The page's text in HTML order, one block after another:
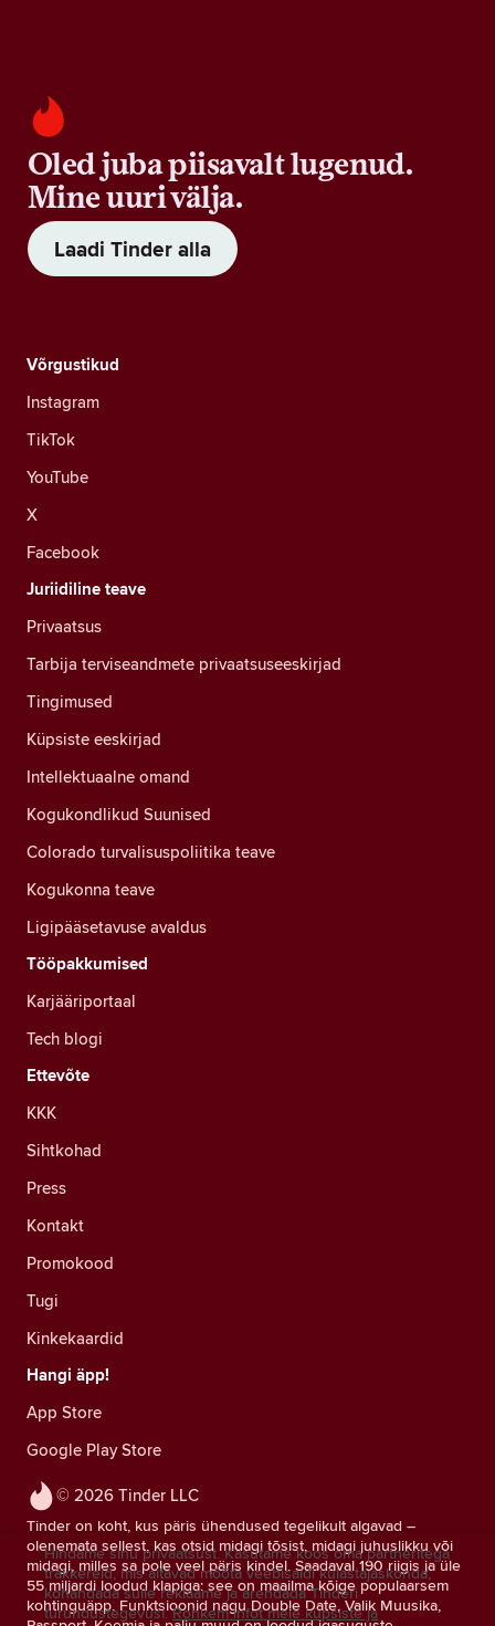
Oled juba piisavalt lugenud.
Mine uuri välja.
Laadi Tinder alla
© 2026 Tinder LLC
Tinder on koht, kus päris ühendused tegelikult algavad –
olenemata sellest, kas otsid midagi tõsist, midagi juhuslikku või
midagi, milles sa pole veel päris kindel. Saadaval 190 riigis ja üle
55 miljardi loodud klapiga: see on maailma kõige populaarsem
kohtinguäpp. Funktsioonid nagu Double Date, Valik Muusika,
Võrgustikud
Instagram
TikTok
YouTube
X
Facebook
Juriidiline teave
Privaatsus
Tarbija terviseandmete privaatsuseeskirjad
Tingimused
Küpsiste eeskirjad
Intellektuaalne omand
Kogukondlikud Suunised
Colorado turvalisuspoliitika teave
Kogukonna teave
Ligipääsetavuse avaldus
Tööpakkumised
Karjääriportaal
Tech blogi
Ettevõte
KKK
Sihtkohad
Press
Kontakt
Promokood
Tugi
Kinkekaardid
Hangi äpp!
App Store
Google Play Store
Hindame sinu privaatsust. Kasutame koos oma partneritega
träkkereid, mis aitavad mõõta veebisaidi külastajaskonda,
kohandada sulle reklaame ja arendada Tinderi
turundustegevusi. Rohkem infot meie küpsiste ja